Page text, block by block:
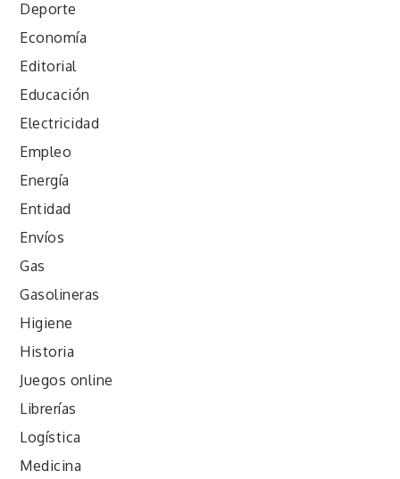
Deporte
Economía
Editorial
Educación
Electricidad
Empleo
Energía
Entidad
Envíos
Gas
Gasolineras
Higiene
Historia
Juegos online
Librerías
Logística
Medicina